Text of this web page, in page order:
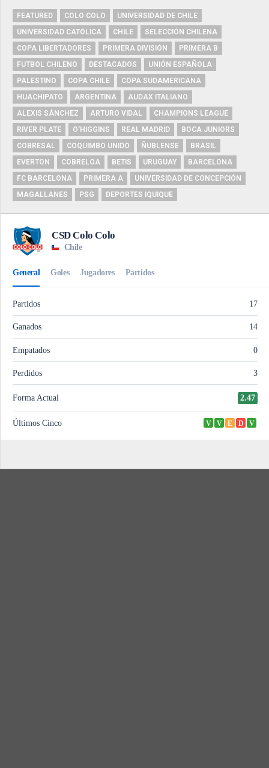
FEATURED COLO COLO
UNIVERSIDAD DE CHILE
UNIVERSIDAD CATÓLICA
CHILE
SELECCIÓN CHILENA
COPA LIBERTADORES
PRIMERA DIVISIÓN
PRIMERA B
FUTBOL CHILENO
DESTACADOS
UNIÓN ESPAÑOLA
PALESTINO
COPA CHILE
COPA SUDAMERICANA
HUACHIPATO
ARGENTINA
AUDAX ITALIANO
ALEXIS SÁNCHEZ
ARTURO VIDAL
CHAMPIONS LEAGUE
RIVER PLATE
O'HIGGINS REAL MADRID
BOCA JUNIORS
COBRESAL
COQUIMBO UNIDO ÑUBLENSE
BRASIL
EVERTON
COBRELOA BETIS URUGUAY
BARCELONA
FC BARCELONA
PRIMERA A
UNIVERSIDAD DE CONCEPCIÓN
MAGALLANES
PSG DEPORTES IQUIQUE